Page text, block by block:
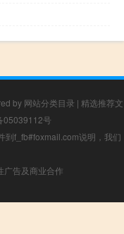
by 网站分类目录 | 精选推荐文
05039112号
到f_fb#foxmail.com说明，我们
广告及商业合作